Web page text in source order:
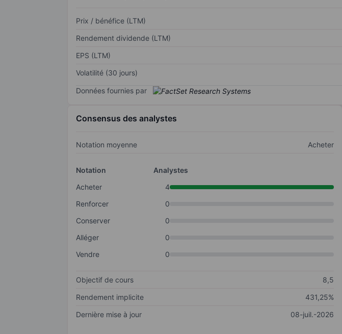
Prix / bénéfice (LTM)
Rendement dividende (LTM)
EPS (LTM)
Volatilité (30 jours)
Données fournies par
Consensus des analystes
Notation moyenne Acheter
Notation
Analystes
Acheter
4
Renforcer
0
Conserver
0
Alléger
0
Vendre
0
Objectif de cours
8,5
Rendement implicite
431,25%
Dernière mise à jour
08-juil.-2026